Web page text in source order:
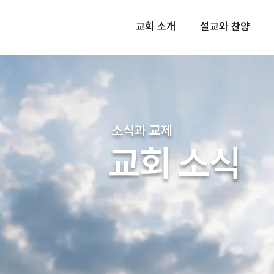
교회 소개 설교와 찬양
소식과 교제
교회 소식